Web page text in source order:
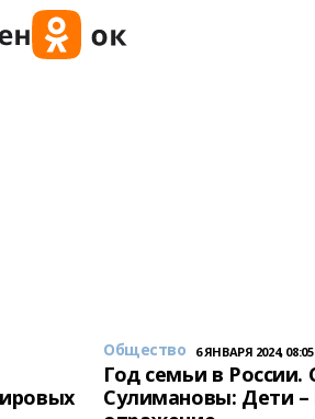
Общество 6 ЯНВАРЯ 2024, 08:05
Год семьи в России.
Сулимановы: Дети